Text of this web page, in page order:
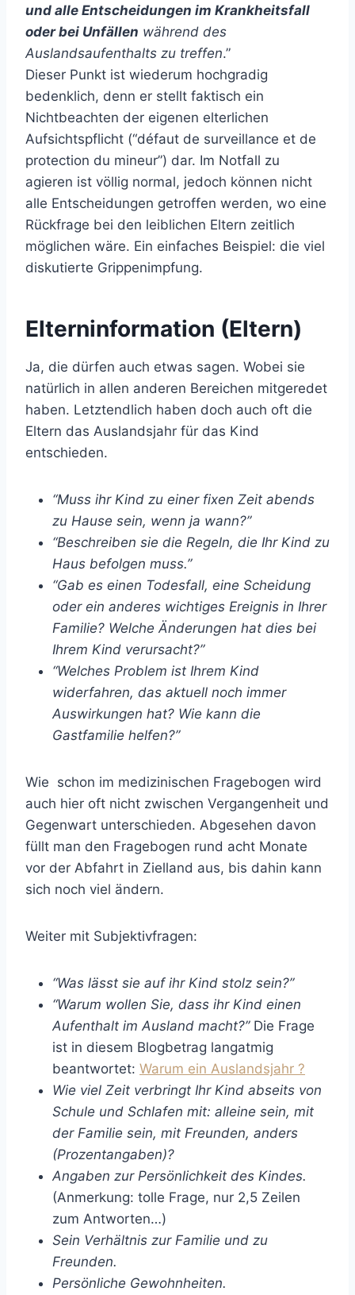
und alle Entscheidungen im Krankheitsfall
oder bei Unfällen während des
Auslandsaufenthalts zu treffen.”
Dieser Punkt ist wiederum hochgradig
bedenklich, denn er stellt faktisch ein
Nichtbeachten der eigenen elterlichen
Aufsichtspflicht (“défaut de surveillance et de
protection du mineur”) dar. Im Notfall zu
agieren ist völlig normal, jedoch können nicht
alle Entscheidungen getroffen werden, wo eine
Rückfrage bei den leiblichen Eltern zeitlich
möglichen wäre. Ein einfaches Beispiel: die viel
diskutierte Grippenimpfung.
Elterninformation (Eltern)
Ja, die dürfen auch etwas sagen. Wobei sie
natürlich in allen anderen Bereichen mitgeredet
haben. Letztendlich haben doch auch oft die
Eltern das Auslandsjahr für das Kind
entschieden.
“Muss ihr Kind zu einer fixen Zeit abends
zu Hause sein, wenn ja wann?”
“Beschreiben sie die Regeln, die Ihr Kind zu
Haus befolgen muss.”
“Gab es einen Todesfall, eine Scheidung
oder ein anderes wichtiges Ereignis in Ihrer
Familie? Welche Änderungen hat dies bei
Ihrem Kind verursacht?”
“Welches Problem ist Ihrem Kind
widerfahren, das aktuell noch immer
Auswirkungen hat? Wie kann die
Gastfamilie helfen?”
Wie schon im medizinischen Fragebogen wird
auch hier oft nicht zwischen Vergangenheit und
Gegenwart unterschieden. Abgesehen davon
füllt man den Fragebogen rund acht Monate
vor der Abfahrt in Zielland aus, bis dahin kann
sich noch viel ändern.
Weiter mit Subjektivfragen:
“Was lässt sie auf ihr Kind stolz sein?”
“Warum wollen Sie, dass ihr Kind einen
Aufenthalt im Ausland macht?”Die Frage
ist in diesem Blogbetrag langatmig
beantwortet: Warum ein Auslandsjahr ?
Wie viel Zeit verbringt Ihr Kind abseits von
Schule und Schlafen mit: alleine sein, mit
der Familie sein, mit Freunden, anders
(Prozentangaben)?
Angaben zur Persönlichkeit des Kindes.
(Anmerkung: tolle Frage, nur 2,5 Zeilen
zum Antworten…)
Sein Verhältnis zur Familie und zu
Freunden.
Persönliche Gewohnheiten.